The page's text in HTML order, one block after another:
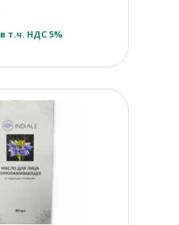
в т.ч. НДС 5%